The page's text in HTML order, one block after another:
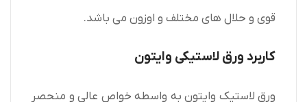
قوی و حلال های مختلف و اوزون می باشد.
کاربرد ورق لاستیکی وایتون
ورق لاستیک وایتون به واسطه خواص عالی و منحصر